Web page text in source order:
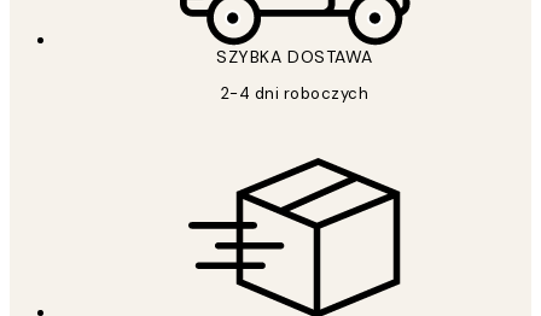
SZYBKA DOSTAWA
2-4 dni roboczych